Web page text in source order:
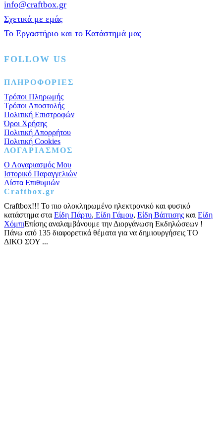
info@craftbox.gr
Σχετικά με εμάς
Το Εργαστήριο και το Κατάστημά μας
FOLLOW US
Facebook
Instagram
Pinterest
ΠΛΗΡΟΦΟΡΙΕΣ
Τρόποι Πληρωμής
Τρόποι Αποστολής
Πολιτική Επιστροφών
Όροι Χρήσης
Πολιτική Απορρήτου
Πολιτική Cookies
ΛΟΓΑΡΙΑΣΜΟΣ
Ο Λογαριασμός Μου
Ιστορικό Παραγγελιών
Λίστα Επιθυμιών
Craftbox.gr
Craftbox!!! Το πιο ολοκληρωμένο ηλεκτρονικό και φυσικό
κατάστημα στα Είδη Πάρτυ, Είδη Γάμου, Είδη Βάπτισης και Είδη
ΧόμπιΕπίσης αναλαμβάνουμε την Διοργάνωση Εκδηλώσεων !
Πάνω από 135 διαφορετικά θέματα για να δημιουργήσεις ΤΟ
ΔΙΚΟ ΣΟΥ ...